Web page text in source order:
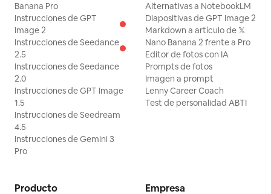
Banana Pro
Instrucciones de GPT
Image 2
Instrucciones de Seedance
2.5
Instrucciones de Seedance
2.0
Instrucciones de GPT Image
1.5
Instrucciones de Seedream
4.5
Instrucciones de Gemini 3
Pro
Alternativas a NotebookLM
Diapositivas de GPT Image 2
Markdown a artículo de 𝕏
Nano Banana 2 frente a Pro
Editor de fotos con IA
Prompts de fotos
Imagen a prompt
Lenny Career Coach
Test de personalidad ABTI
Producto Empresa